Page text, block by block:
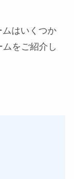
はいくつか
をご紹介し